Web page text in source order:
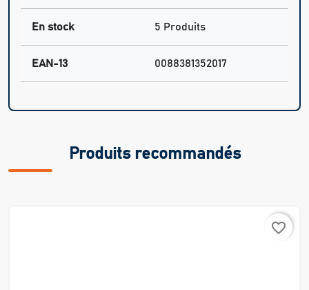
En stock 5 Produits
EAN-13 0088381352017
Produits recommandés
favorite_border